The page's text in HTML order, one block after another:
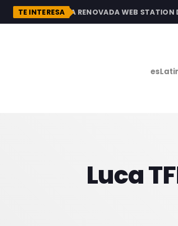
TE INTERESA
DESCUBRE LA RENOVADA WEB STATION
Luca